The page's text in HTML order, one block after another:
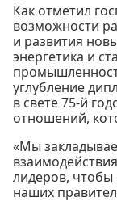
Как отметил
возможности
и развития
энергетика и
углубление
в свете 75-й
отношений,
«Мы
лидеров, чтобы
наших